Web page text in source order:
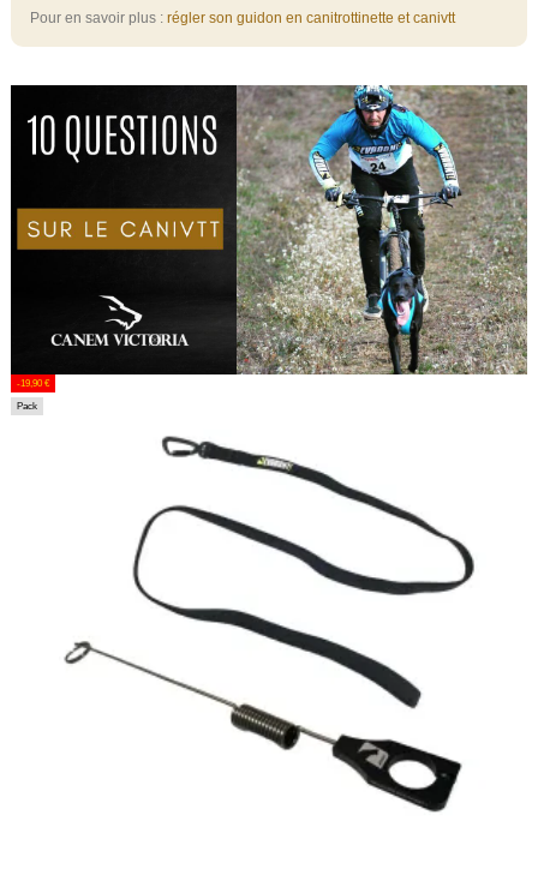
Pour en savoir plus : régler son guidon en canitrottinette et canivtt
-19,90 €
Pack